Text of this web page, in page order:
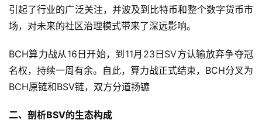
引起了行业的广泛关注，并波及到比特币和整个数字货币市
场，对未来的社区治理模式带来了深远影响。
BCH算力战从16日开始，到11月23日SV方认输放弃争夺冠
名权，持续一周有余。自此，算力战正式结束，BCH分叉为
BCH原链和BSV链，双方分道扬镳
二、剖析BSV的生态构成